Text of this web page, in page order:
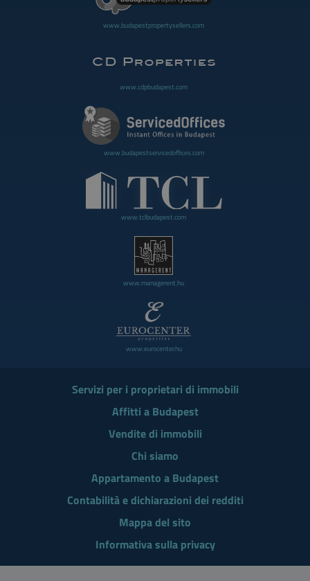
www.budapestpropertysellers.com
www.cdpbudapest.com
www.budapestservicedoffices.com
www.tclbudapest.com
www.managerent.hu
www.eurocenter.hu
Servizi per i proprietari di immobili
Affitti a Budapest
Vendite di immobili
Chi siamo
Appartamento a Budapest
Contabilità e dichiarazioni dei redditi
Mappa del sito
Informativa sulla privacy